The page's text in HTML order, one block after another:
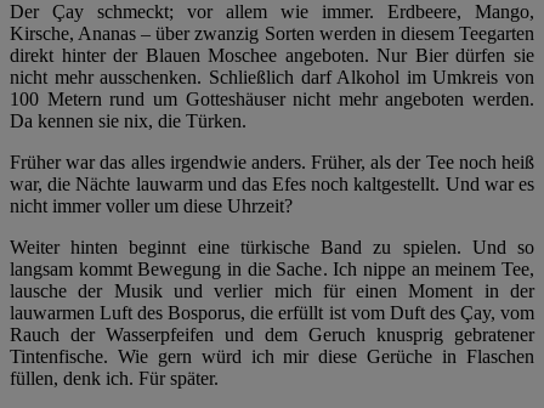
Der Çay schmeckt; vor allem wie immer. Erdbeere, Mango,
Kirsche, Ananas – über zwanzig Sorten werden in diesem Teegarten
direkt hinter der Blauen Moschee angeboten. Nur Bier dürfen sie
nicht mehr ausschenken. Schließlich darf Alkohol im Umkreis von
100 Metern rund um Gotteshäuser nicht mehr angeboten werden.
Da kennen sie nix, die Türken.
Früher war das alles irgendwie anders. Früher, als der Tee noch heiß
war, die Nächte lauwarm und das Efes noch kaltgestellt. Und war es
nicht immer voller um diese Uhrzeit?
Weiter hinten beginnt eine türkische Band zu spielen. Und so
langsam kommt Bewegung in die Sache. Ich nippe an meinem Tee,
lausche der Musik und verlier mich für einen Moment in der
lauwarmen Luft des Bosporus, die erfüllt ist vom Duft des Çay, vom
Rauch der Wasserpfeifen und dem Geruch knusprig gebratener
Tintenfische. Wie gern würd ich mir diese Gerüche in Flaschen
füllen, denk ich. Für später.